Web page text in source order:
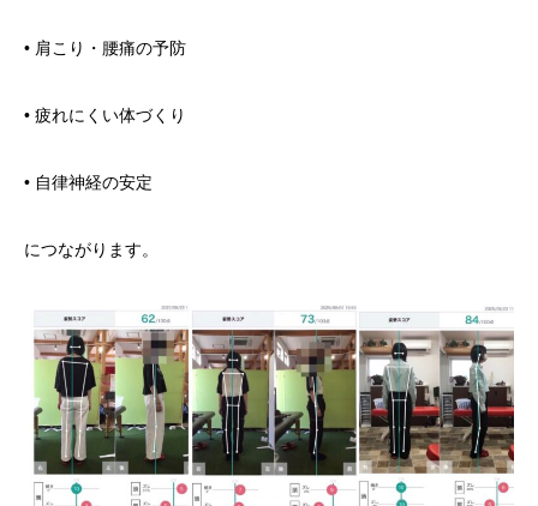
• 肩こり・腰痛の予防
• 疲れにくい体づくり
• 自律神経の安定
につながります。